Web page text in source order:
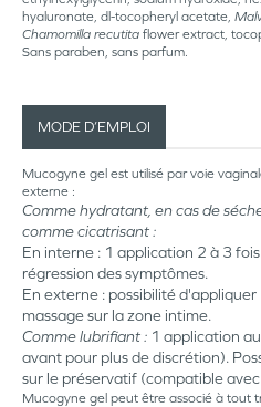
hyaluronate, dl-tocopheryl acetate,
Chamomilla recutita flower extract,
Sans paraben, sans parfum.
MODE D’EMPLOI
Mucogyne gel est utilisé par voie
externe :
Comme hydratant, en cas de
comme cicatrisant :
En interne : 1 application 2 à 3
régression des symptômes.
En externe : possibilité
massage sur la zone intime.
Comme lubrifiant : 1 application
avant pour plus de discrétion).
sur le préservatif (compatible
Mucogyne gel peut être associé à tout